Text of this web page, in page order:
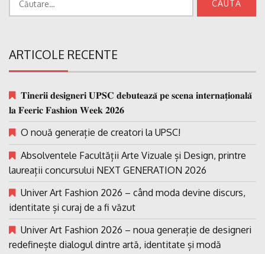
ARTICOLE RECENTE
𝐓𝐢𝐧𝐞𝐫𝐢𝐢 𝐝𝐞𝐬𝐢𝐠𝐧𝐞𝐫𝐢 𝐔𝐏𝐒𝐂 𝐝𝐞𝐛𝐮𝐭𝐞𝐚𝐳𝐚̆ 𝐩𝐞 𝐬𝐜𝐞𝐧𝐚 𝐢𝐧𝐭𝐞𝐫𝐧𝐚𝐭̗𝐢𝐨𝐧𝐚𝐥𝐚̆
𝐥𝐚 𝐅𝐞𝐞𝐫𝐢𝐜 𝐅𝐚𝐬𝐡𝐢𝐨𝐧 𝐖𝐞𝐞𝐤 𝟐𝟎𝟐𝟔
O nouă generație de creatori la UPSC!
Absolventele Facultății Arte Vizuale și Design, printre
laureații concursului NEXT GENERATION 2026
Univer Art Fashion 2026 – când moda devine discurs,
identitate și curaj de a fi văzut
Univer Art Fashion 2026 – noua generație de designeri
redefinește dialogul dintre artă, identitate și modă